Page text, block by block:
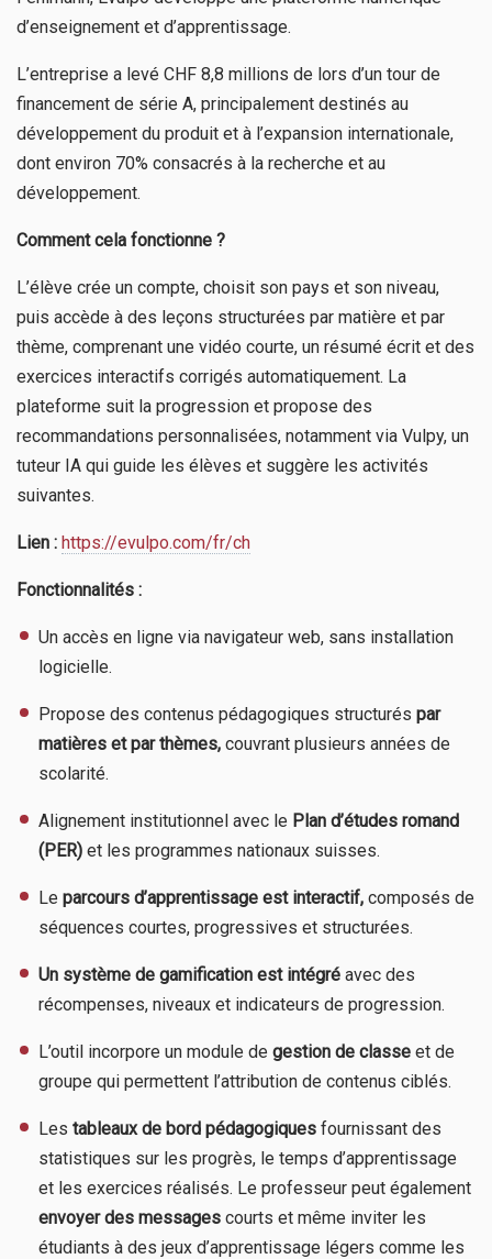
d’enseignement et d’apprentissage.
L’entreprise a levé CHF 8,8 millions de lors d’un tour de
financement de série A, principalement destinés au
développement du produit et à l’expansion internationale,
dont environ 70% consacrés à la recherche et au
développement.
Comment cela fonctionne ?
L’élève crée un compte, choisit son pays et son niveau,
puis accède à des leçons structurées par matière et par
thème, comprenant une vidéo courte, un résumé écrit et des
exercices interactifs corrigés automatiquement. La
plateforme suit la progression et propose des
recommandations personnalisées, notamment via Vulpy, un
tuteur IA qui guide les élèves et suggère les activités
suivantes.
Lien : https://evulpo.com/fr/ch
Fonctionnalités :
Un accès en ligne via navigateur web, sans installation
logicielle.
Propose des contenus pédagogiques structurés par
matières et par thèmes, couvrant plusieurs années de
scolarité.
Alignement institutionnel avec le Plan d’études romand
(PER) et les programmes nationaux suisses.
Le parcours d’apprentissage est interactif, composés de
séquences courtes, progressives et structurées.
Un système de gamification est intégré avec des
récompenses, niveaux et indicateurs de progression.
L’outil incorpore un module de gestion de classe et de
groupe qui permettent l’attribution de contenus ciblés.
Les tableaux de bord pédagogiques fournissant des
statistiques sur les progrès, le temps d’apprentissage
et les exercices réalisés. Le professeur peut également
envoyer des messages courts et même inviter les
étudiants à des jeux d’apprentissage légers comme les